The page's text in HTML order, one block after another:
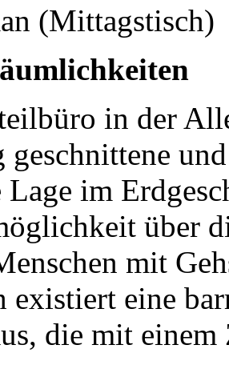
(Mittagstisch)
in der
geschnittene
im
über
mit
existiert eine
die mit